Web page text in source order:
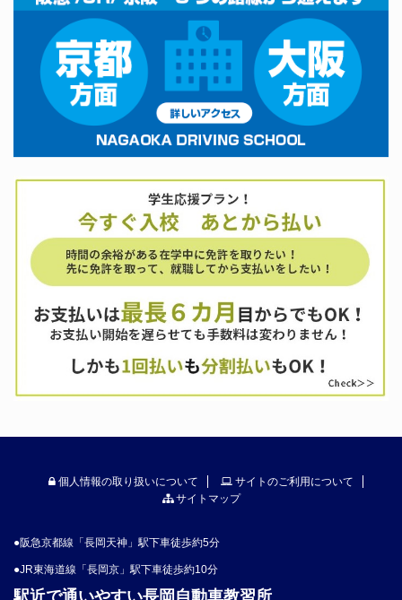
個人情報の取り扱いについて
サイトのご利用について
サイトマップ
●阪急京都線「長岡天神」駅下車徒歩約5分
●JR東海道線「長岡京」駅下車徒歩約10分